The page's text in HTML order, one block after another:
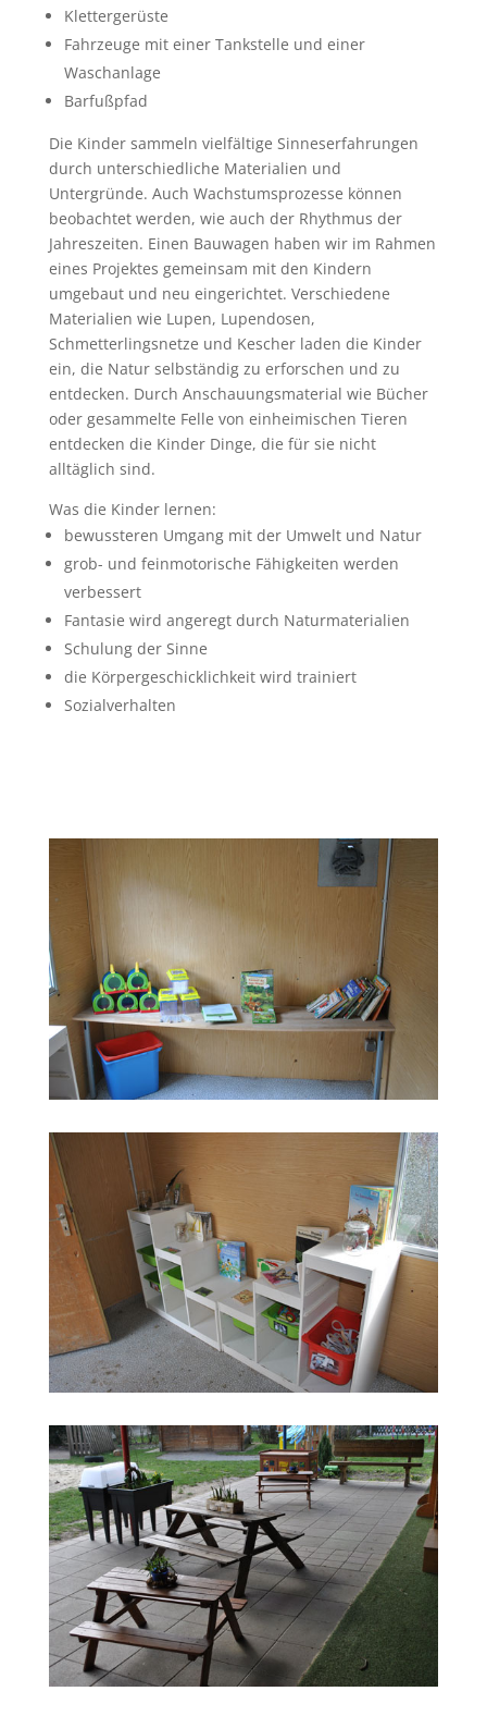
Klettergerüste
Fahrzeuge mit einer Tankstelle und einer
Waschanlage
Barfußpfad
Die Kinder sammeln vielfältige Sinneserfahrungen
durch unterschiedliche Materialien und
Untergründe. Auch Wachstumsprozesse können
beobachtet werden, wie auch der Rhythmus der
Jahreszeiten. Einen Bauwagen haben wir im Rahmen
eines Projektes gemeinsam mit den Kindern
umgebaut und neu eingerichtet. Verschiedene
Materialien wie Lupen, Lupendosen,
Schmetterlingsnetze und Kescher laden die Kinder
ein, die Natur selbständig zu erforschen und zu
entdecken. Durch Anschauungsmaterial wie Bücher
oder gesammelte Felle von einheimischen Tieren
entdecken die Kinder Dinge, die für sie nicht
alltäglich sind.
Was die Kinder lernen:
bewussteren Umgang mit der Umwelt und Natur
grob- und feinmotorische Fähigkeiten werden
verbessert
Fantasie wird angeregt durch Naturmaterialien
Schulung der Sinne
die Körpergeschicklichkeit wird trainiert
Sozialverhalten